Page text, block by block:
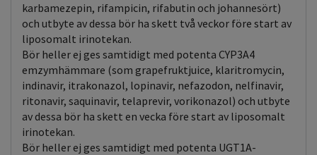
karbamezepin, rifampicin, rifabutin och johannesört)
och utbyte av dessa bör ha skett två veckor före start av
liposomalt irinotekan.
Bör heller ej ges samtidigt med potenta CYP3A4
emzymhämmare (som grapefruktjuice, klaritromycin,
indinavir, itrakonazol, lopinavir, nefazodon, nelfinavir,
ritonavir, saquinavir, telaprevir, vorikonazol) och utbyte
av dessa bör ha skett en vecka före start av liposomalt
irinotekan.
Bör heller ej ges samtidigt med potenta UGT1A-